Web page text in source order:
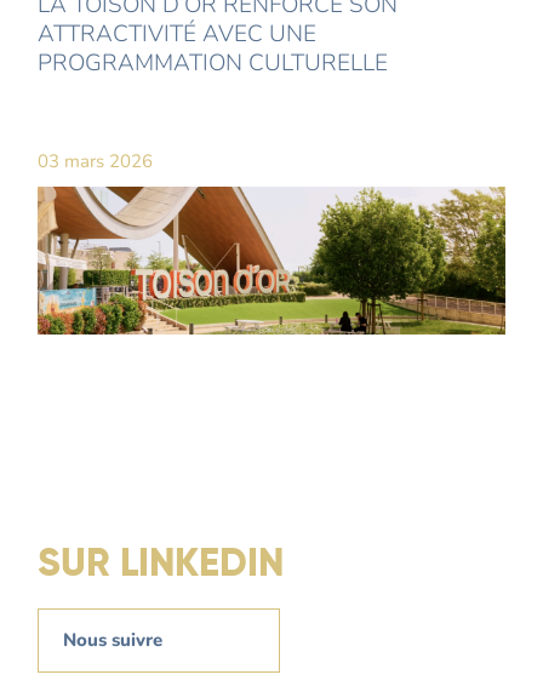
ATTRACTIVITÉ AVEC UNE
PROGRAMMATION CULTURELLE
03 mars 2026
SUR LINKEDIN
Nous suivre